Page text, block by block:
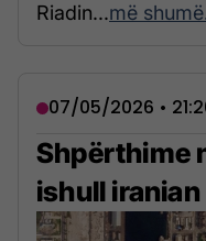
Riadin...më
07/05/2026 •
Shpërthime
ishull iranian